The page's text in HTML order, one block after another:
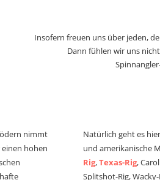
Insofern freuen uns über jeden,
Dann fühlen wir uns
nimmt
hohen
Natürlich geht es
und amerikanische
Rig,Texas-Rig,
Splitshot-Rig,